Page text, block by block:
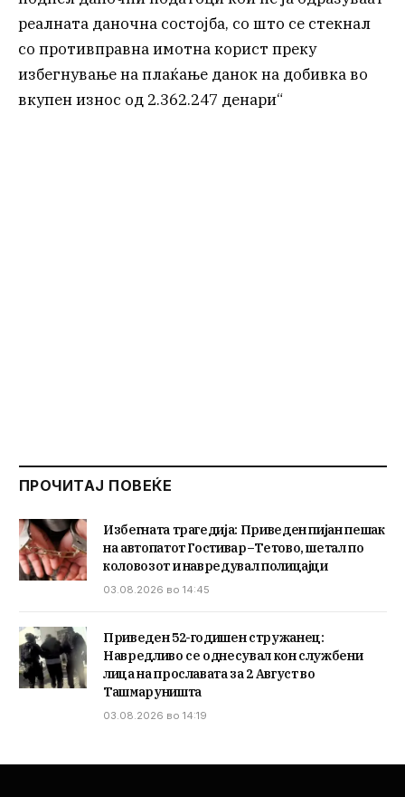
реалната даночна состојба, со што се стекнал
со противправна имотна корист преку
избегнување на плаќање данок на добивка во
вкупен износ од 2.362.247 денари“
ПРОЧИТАЈ ПОВЕЌЕ
Избегната трагедија: Приведен пијан пешак
на автопатот Гостивар–Тетово, шетал по
коловозот и навредувал полицајци
03.08.2026 во 14:45
Приведен 52-годишен стружанец:
Навредливо се однесувал кон службени
лица на прославата за 2 Август во
Ташмаруништа
03.08.2026 во 14:19